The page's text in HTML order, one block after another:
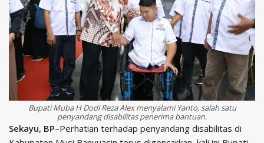
Bupati Muba H Dodi Reza Alex menyalami Yanto, salah satu
penyandang disabilitas penerima bantuan.
Sekayu, BP–Perhatian terhadap penyandang disabilitas di